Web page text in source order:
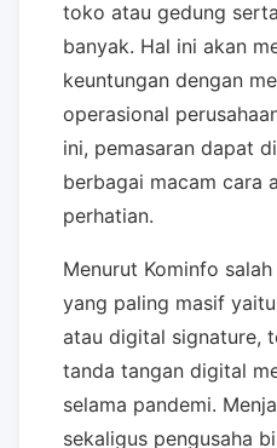
toko atau gedung
banyak. Hal ini akan
keuntungan dengan
operasional
ini, pemasaran dapat
berbagai macam cara
perhatian.
Menurut Kominfo
yang paling masif
atau digital signature,
tanda tangan digital
selama pandemi.
sekaligus pengusaha